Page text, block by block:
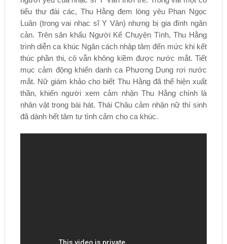
tiểu thư đài các, Thu Hằng đem lòng yêu Phan Ngọc
Luân (trong vai nhạc sĩ Y Vân) nhưng bị gia đình ngăn
cản. Trên sân khấu Người Kể Chuyện Tình, Thu Hằng
trình diễn ca khúc Ngăn cách nhập tâm đến mức khi kết
thúc phần thi, cô vẫn không kiềm được nước mắt. Tiết
mục cảm động khiến danh ca Phương Dung rơi nước
mắt. Nữ giám khảo cho biết Thu Hằng đã thể hiện xuất
thần, khiến người xem cảm nhận Thu Hằng chính là
nhân vật trong bài hát. Thái Châu cảm nhận nữ thí sinh
đã dành hết tâm tư tình cảm cho ca khúc.